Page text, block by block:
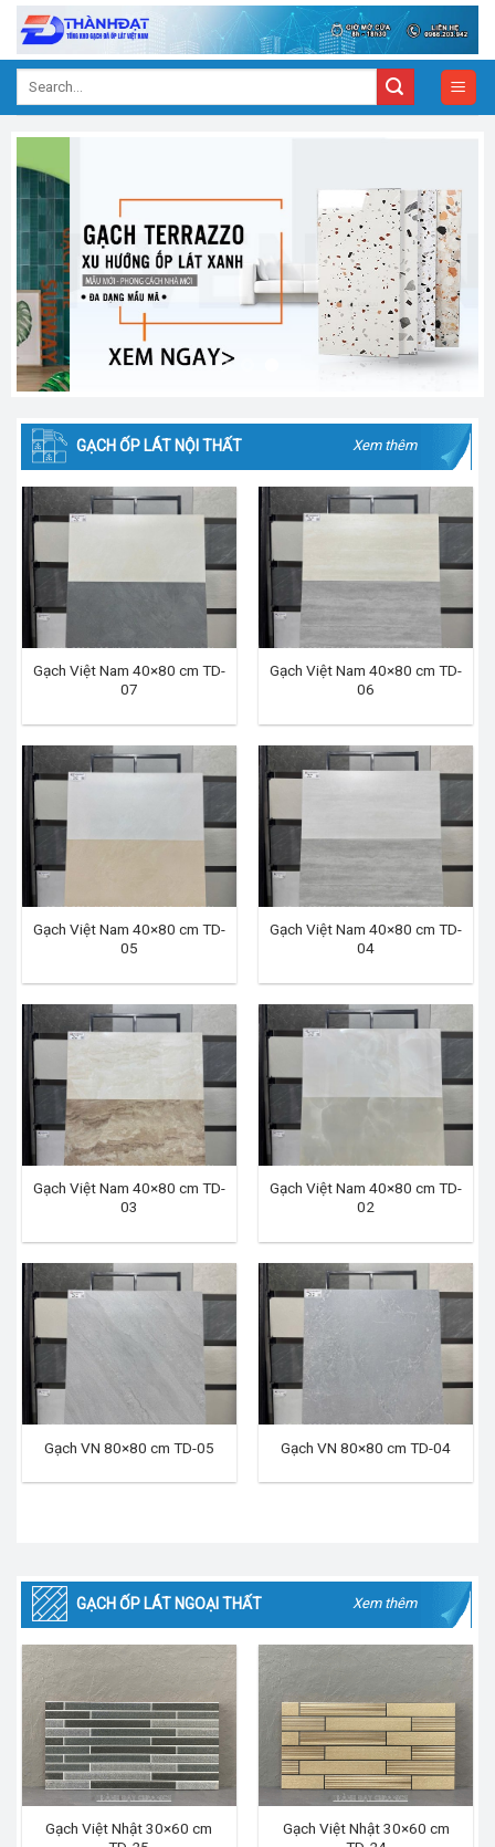
Skip
content
GẠCH ỐP LÁT NỘI THẤT Xem thêm
Gạch Việt Nam 40×80 cm TD-
07
Gạch Việt Nam 40×80 cm TD-
06
Gạch Việt Nam 40×80 cm TD-
05
Gạch Việt Nam 40×80 cm TD-
04
Gạch Việt Nam 40×80 cm TD-
03
Gạch Việt Nam 40×80 cm TD-
02
Gạch VN 80×80 cm TD-05 Gạch VN 80×80 cm TD-04
GẠCH ỐP LÁT NGOẠI THẤT Xem thêm
Gạch Việt Nhật 30×60 cm
Gạch Việt Nhật 30×60 cm